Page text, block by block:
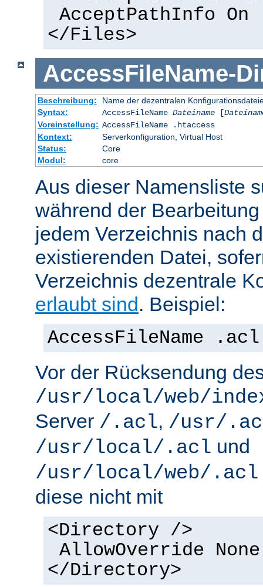
AcceptPathInfo On
</Files>
AccessFileName-
Beschreibung:
Name der dezentralen
Syntax:
AccessFileName Dateiname[
Voreinstellung: AccessFileName .htaccess
Kontext:
Serverkonfiguration, Virtual Host
Status:
Core
Modul:
core
Aus dieser Namensliste
während der
jedem Verzeichnis nach
existierenden Datei,
Verzeichnis dezentrale
erlaubt sind . Beispiel:
AccessFileName .acl
Vor der Rücksendung
/usr/local/web/
Server /.acl, /usr/
/usr/local/.acl und
/usr/local/web/.acl
diese nicht mit
<Directory />
AllowOverride None
</Directory>